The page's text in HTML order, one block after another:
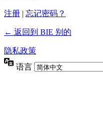
注册 | 忘记密码？
← 返回到 BIE 别的
隐私政策
语言